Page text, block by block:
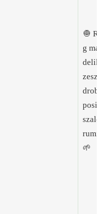
🧅
g
zeszklij
drobno
🌱